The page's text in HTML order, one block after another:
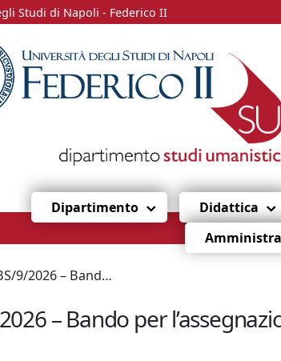
Studi di Napoli - Federico II
Dipartimento Didattica
per l’assegnazione di una borsa di studio avente ad oggetto attività di ricerca
– Bando per